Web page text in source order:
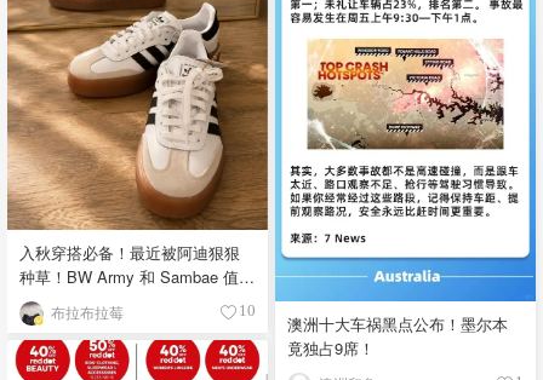
入秋穿搭必备！最近被阿迪狠狠
种草！BW Army 和 Sambae 值得
拥有！布拉布拉莓 10
澳洲十大车祸黑点公布！墨尔本
竟独占9席！